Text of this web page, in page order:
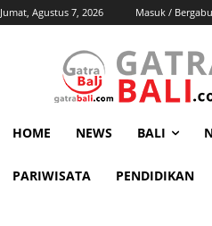
Jumat, Agustus 7, 2026 Masuk /
HOME NEWS BALI
PARIWISATA PENDIDIKAN